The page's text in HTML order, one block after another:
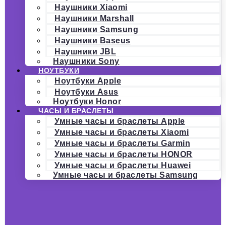
Наушники Xiaomi
Наушники Marshall
Наушники Samsung
Наушники Baseus
Наушники JBL
Наушники Sony
НОУТБУКИ
Ноутбуки Apple
Ноутбуки Asus
Ноутбуки Honor
ЧАСЫ И БРАСЛЕТЫ
Умные часы и браслеты Apple
Умные часы и браслеты Xiaomi
Умные часы и браслеты Garmin
Умные часы и браслеты HONOR
Умные часы и браслеты Huawei
Умные часы и браслеты Samsung